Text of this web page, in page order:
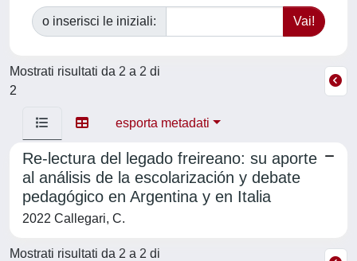
o inserisci le iniziali:
Mostrati risultati da 2 a 2 di
2
esporta metadati
Re-lectura del legado freireano: su aporte
al análisis de la escolarización y debate
pedagógico en Argentina y en Italia
2022 Callegari, C.
Mostrati risultati da 2 a 2 di